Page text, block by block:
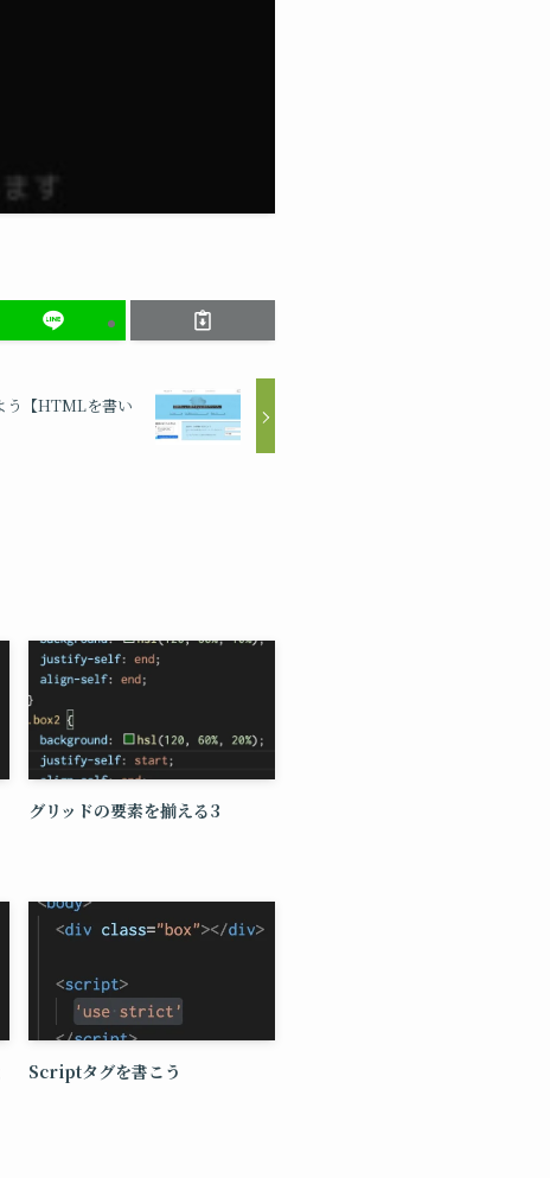
【HTMLを書い
グリッドの要素を揃える3
Scriptタグを書こう